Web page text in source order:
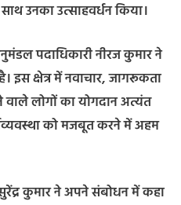
उनका उत्साहवर्धन किया।
पदाधिकारी नीरज कुमार ने
इस क्षेत्र में नवाचार, जागरूकता
वाले लोगों का योगदान अत्यंत
को मजबूत करने में अहम
कुमार ने अपने संबोधन में कहा